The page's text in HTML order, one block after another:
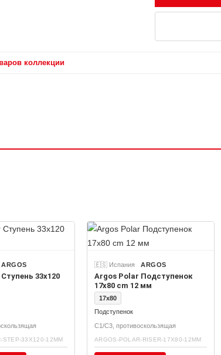
коллекции
ARGOS
33x120
STEP-33X120-12MM
🇪🇸 Испания ARGOS
Argos Polar Подступенок
17x80 cm 12 мм
17x80
Подступенок
C1/C3, противоскользящая
ARGOS-POLAR-RISER-17X80-12MM